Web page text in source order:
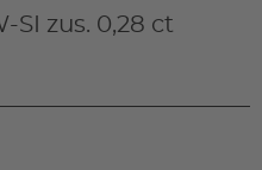
SI zus. 0,28 ct